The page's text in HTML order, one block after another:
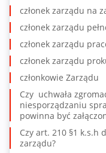
członek zarządu na
członek zarządu
członek zarządu
członek zarządu
członkowie Zarządu
Czy uchwała
niesporządzaniu
powinna być
Czy art. 210 §1 k.s.h
zarządu?